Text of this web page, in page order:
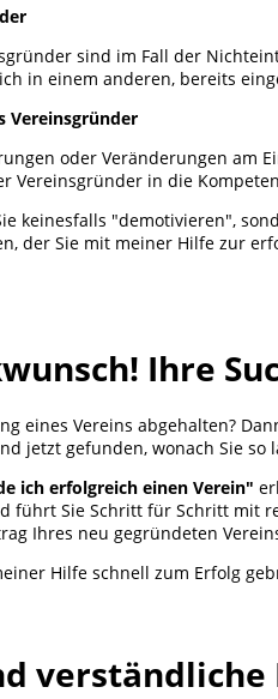
sind im Fall der
in einem anderen, bereits
Vereinsgründer
oder Veränderungen am
Vereinsgründer in die
keinesfalls "demotivieren",
der Sie mit meiner Hilfe zur
Ihre
eines Vereins abgehalten?
jetzt gefunden, wonach Sie so
ich erfolgreich einen Verein"
führt Sie Schritt für Schritt mit
Ihres neu gegründeten
Hilfe schnell zum Erfolg